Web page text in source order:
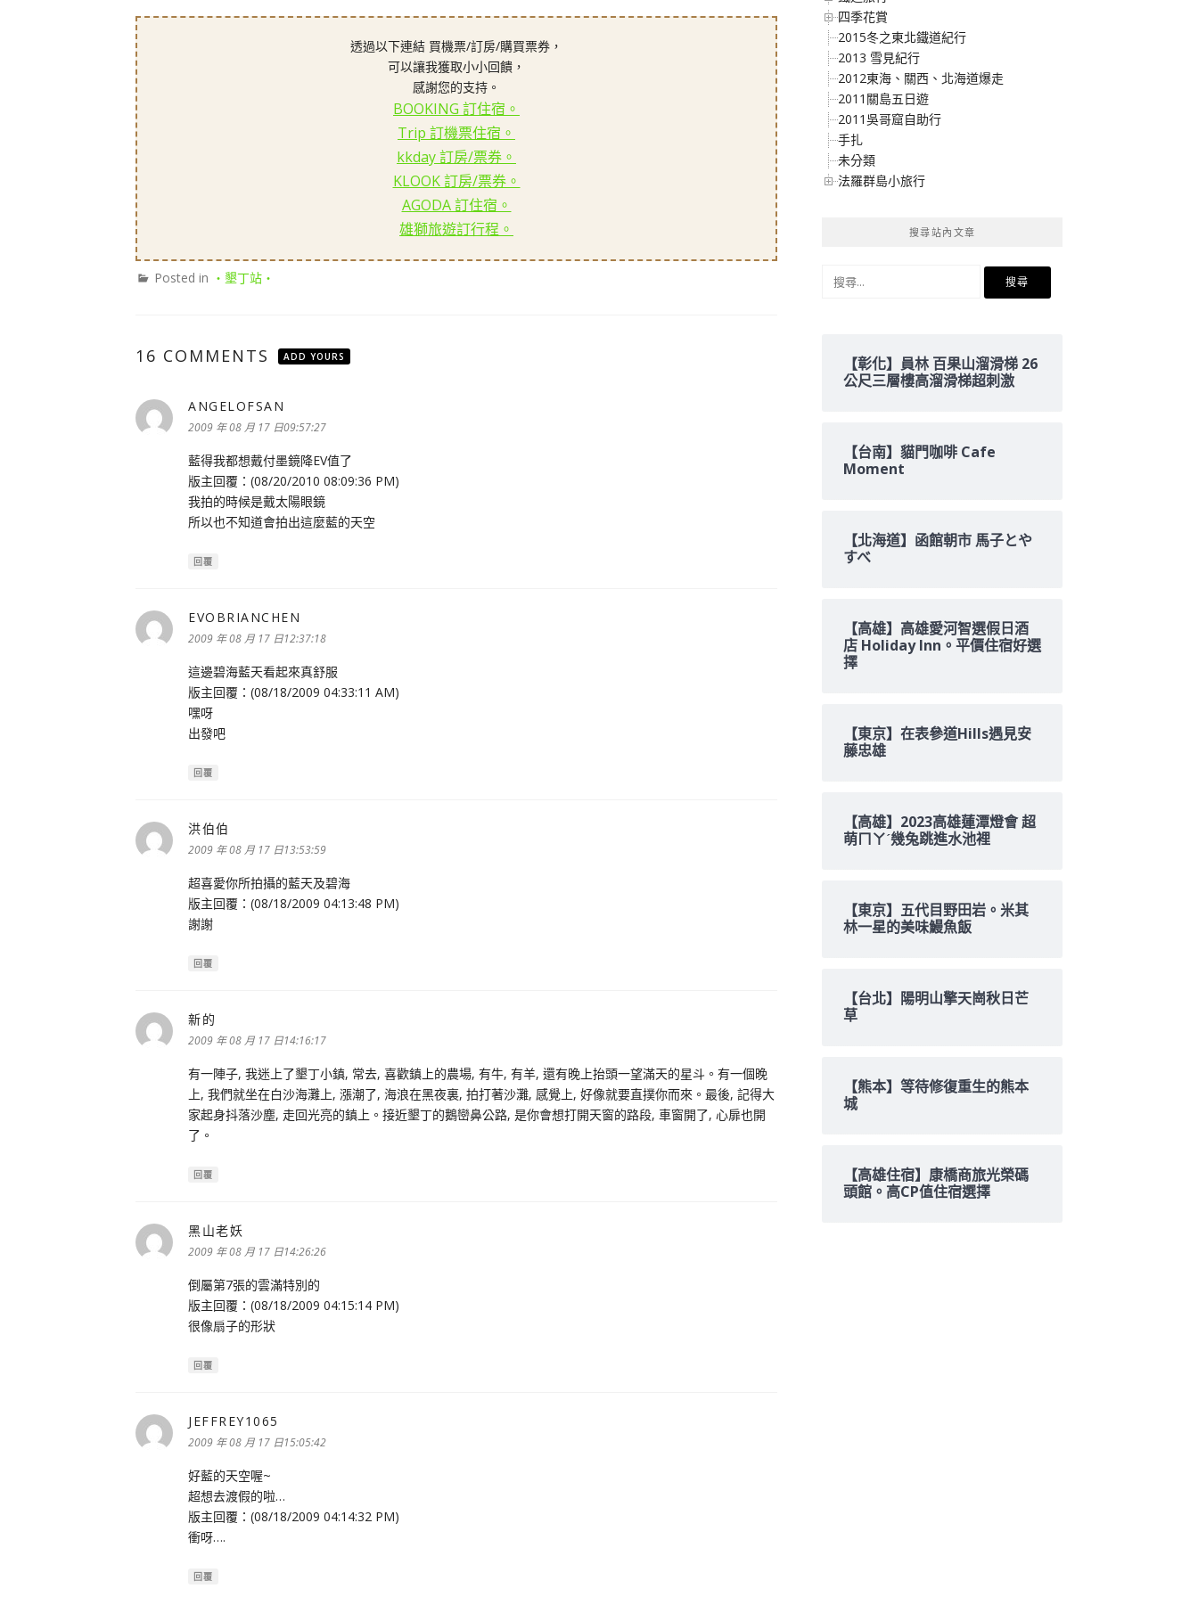
透過以下連結 買機票/訂房/購買票券，
可以讓我獲取小小回饋，
感謝您的支持。
BOOKING 訂住宿。
Trip 訂機票住宿。
kkday 訂房/票券。
KLOOK 訂房/票券。
AGODA 訂住宿。
雄獅旅遊訂行程。
Posted in ‧墾丁站‧
16 COMMENTS ADD YOURS
ANGELOFSAN
示:
2009 年 08 月 17 日09:57:27
藍得我都想戴付墨鏡降EV值了
版主回覆：(08/20/2010 08:09:36 PM)
我拍的時候是戴太陽眼鏡
所以也不知道會拍出這麼藍的天空
回覆
EVOBRIANCHEN
示:
2009 年 08 月 17 日12:37:18
這邊碧海藍天看起來真舒服
版主回覆：(08/18/2009 04:33:11 AM)
嘿呀
出發吧
回覆
洪伯伯
示:
2009 年 08 月 17 日13:53:59
超喜愛你所拍攝的藍天及碧海
版主回覆：(08/18/2009 04:13:48 PM)
謝謝
回覆
新的
示:
2009 年 08 月 17 日14:16:17
有一陣子, 我迷上了墾丁小鎮, 常去, 喜歡鎮上的農場, 有牛, 有羊, 還有晚上抬頭一望滿天的星斗。有一個晚
上, 我們就坐在白沙海灘上, 漲潮了, 海浪在黑夜裏, 拍打著沙灘, 感覺上, 好像就要直撲你而來。最後, 記得大
家起身抖落沙塵, 走回光亮的鎮上。接近墾丁的鵝巒鼻公路, 是你會想打開天窗的路段, 車窗開了, 心扉也開
了。
回覆
黑山老妖
示:
2009 年 08 月 17 日14:26:26
倒屬第7張的雲滿特別的
版主回覆：(08/18/2009 04:15:14 PM)
很像扇子的形狀
回覆
JEFFREY1065
示:
2009 年 08 月 17 日15:05:42
好藍的天空喔~
超想去渡假的啦…
版主回覆：(08/18/2009 04:14:32 PM)
衝呀….
回覆
四季花賞
2015冬之東北鐵道紀行
2013 雪見紀行
2012東海、關西、北海道爆走
2011關島五日遊
2011吳哥窟自助行
手扎
未分類
法羅群島小旅行
搜尋站內文章
【彰化】員林 百果山溜滑梯 26
公尺三層樓高溜滑梯超刺激
【台南】貓門咖啡 Cafe
Moment
【北海道】函館朝市 馬子とや
すべ
【高雄】高雄愛河智選假日酒
店 Holiday Inn。平價住宿好選
擇
【東京】在表參道Hills遇見安
藤忠雄
【高雄】2023高雄蓮潭燈會 超
萌ㄇㄚˊ幾兔跳進水池裡
【東京】五代目野田岩。米其
林一星的美味鰻魚飯
【台北】陽明山擎天崗秋日芒
草
【熊本】等待修復重生的熊本
城
【高雄住宿】康橋商旅光榮碼
頭館。高CP值住宿選擇